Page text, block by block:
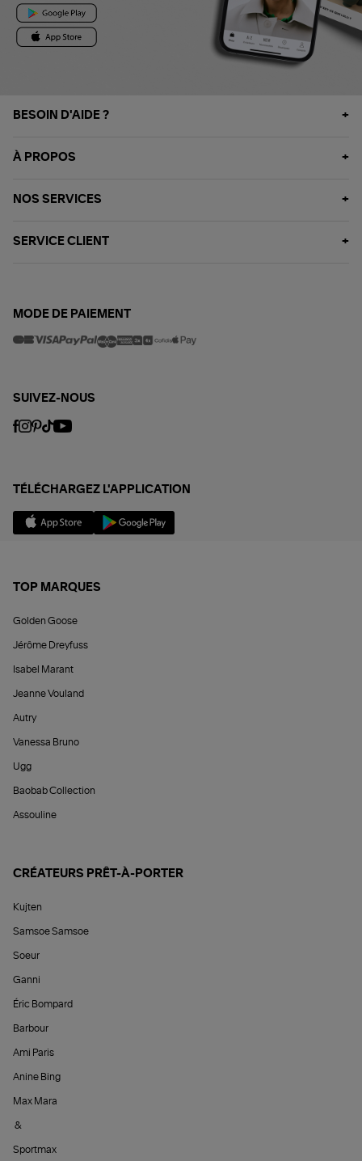
BESOIN D'AIDE ?
À PROPOS
NOS SERVICES
SERVICE CLIENT
MODE DE PAIEMENT
SUIVEZ-NOUS
TÉLÉCHARGEZ L'APPLICATION
TOP MARQUES
Golden Goose
Jérôme Dreyfuss
Isabel Marant
Jeanne Vouland
Autry
Vanessa Bruno
Ugg
Baobab Collection
Assouline
CRÉATEURS PRÊT-À-PORTER
Kujten
Samsoe Samsoe
Soeur
Ganni
Éric Bompard
Barbour
Ami Paris
Anine Bing
Max Mara
&
Sportmax